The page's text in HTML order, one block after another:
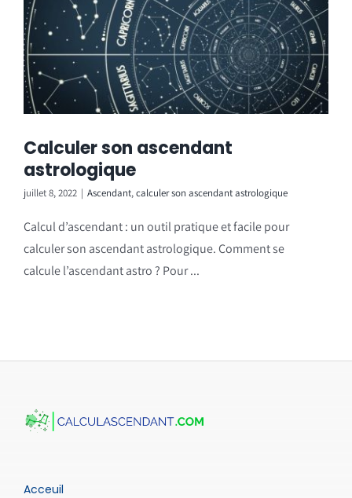
Calculer son ascendant
astrologique
juillet 8, 2022 | Ascendant,calculer son ascendant astrologique
Calcul d’ascendant : un outil pratique et facile pour
calculer son ascendant astrologique. Comment se
calcule l’ascendant astro ? Pour ...
Acceuil